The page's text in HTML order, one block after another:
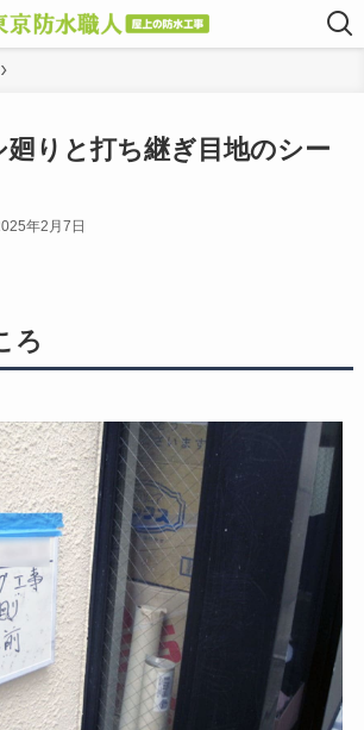
廻りと打ち継ぎ目地のシー
年2月7日
ろ